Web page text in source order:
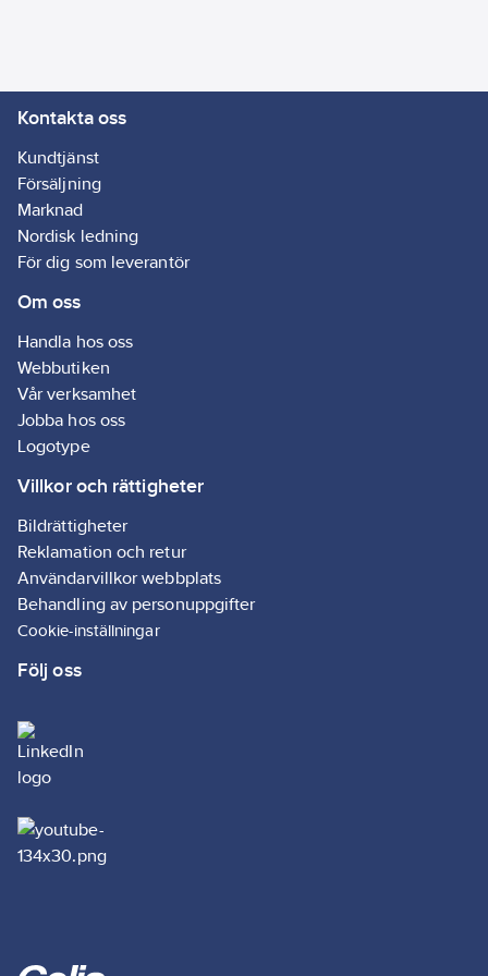
Kontakta oss
Kundtjänst
Försäljning
Marknad
Nordisk ledning
För dig som leverantör
Om oss
Handla hos oss
Webbutiken
Vår verksamhet
Jobba hos oss
Logotype
Villkor och rättigheter
Bildrättigheter
Reklamation och retur
Användarvillkor webbplats
Behandling av personuppgifter
Cookie-inställningar
Följ oss